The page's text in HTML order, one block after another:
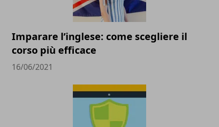
Imparare l’inglese: come scegliere il
corso più efficace
16/06/2021